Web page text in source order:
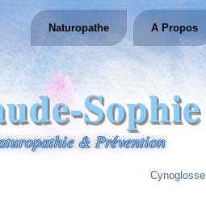
Sophie
& Prévention
Naturopathe A Propos
Cynoglosse